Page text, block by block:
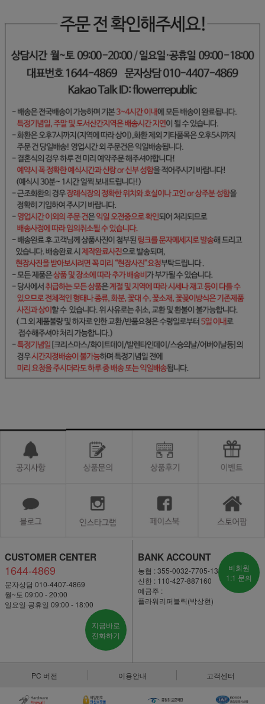
CUSTOMER CENTER
1644-4869
문자상담 010-4407-4869
월~토 09:00 - 20:00
일요일·공휴일 09:00 - 18:00
지금바로
전화하기
BANK ACCOUNT
농협 : 355-0032-7705-13
신한 : 110-427-887160
예금주 :
플라워리퍼블릭(박상현)
비회원
1:1 문의
PC 버전 이용안내 고객센터